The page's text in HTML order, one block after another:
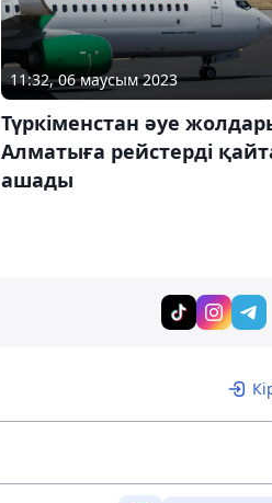
11:32, 06 маусым 2023
Түркіменстан әуе
Алматыға рейстерді
ашады